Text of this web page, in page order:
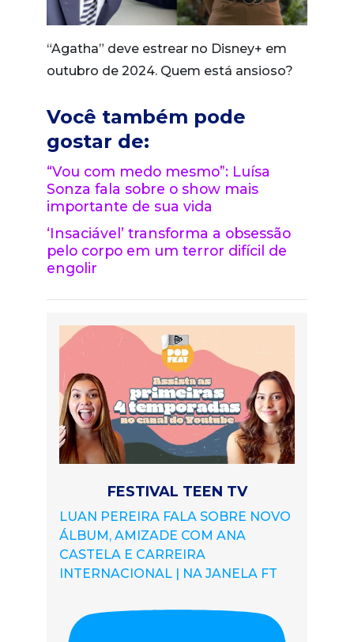
“Agatha” deve estrear no Disney+ em
outubro de 2024. Quem está ansioso?
Você também pode
gostar de:
“Vou com medo mesmo”: Luísa
Sonza fala sobre o show mais
importante de sua vida
‘Insaciável’ transforma a obsessão
pelo corpo em um terror difícil de
engolir
FESTIVAL TEEN TV
LUAN PEREIRA FALA SOBRE NOVO
ÁLBUM, AMIZADE COM ANA
CASTELA E CARREIRA
INTERNACIONAL | NA JANELA FT